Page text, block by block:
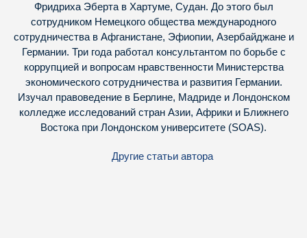
Фридриха Эберта в Хартуме, Судан. До этого был
сотрудником Немецкого общества международного
сотрудничества в Афганистане, Эфиопии, Азербайджане и
Германии. Три года работал консультантом по борьбе с
коррупцией и вопросам нравственности Министерства
экономического сотрудничества и развития Германии.
Изучал правоведение в Берлине, Мадриде и Лондонском
колледже исследований стран Азии, Африки и Ближнего
Востока при Лондонском университете (SOAS).
Другие статьи автора